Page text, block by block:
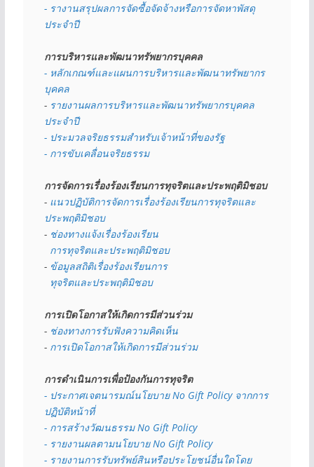
- รางานสรุปผลการจัดซื้อจัดจ้างหรือการจัดหาพัสดุ
ประจำปี
การบริหารและพัฒนาทรัพยากรบุคคล
- หลักเกณฑ์และแผนการบริหารและพัฒนาทรัพยากร
บุคคล
- รายงานผลการบริหารและพัฒนาทรัพยากรบุคคล
ประจำปี
- ประมวลจริยธรรมสำหรับเจ้าหน้าที่ของรัฐ
- การขับเคลื่อนจริยธรรม
การจัดการเรื่องร้องเรียนการทุจริตและประพฤติมิชอบ
- แนวปฏิบัติการจัดการเรื่องร้องเรียนการทุจริตและ
ประพฤติมิชอบ
- ช่องทางแจ้งเรื่องร้องเรียน
  การทุจริตและประพฤติมิชอบ
- ข้อมูลสถิติเรื่องร้องเรียนการ
  ทุจริตและประพฤติมิชอบ
การเปิดโอกาสให้เกิดการมีส่วนร่วม
- ช่องทางการรับฟังความคิดเห็น
- การเปิดโอกาสให้เกิดการมีส่วนร่วม
การดำเนินการเพื่อป้องกันการทุจริต
- ประกาศเจตนารมณ์นโยบาย No Gift Policy จากการ
ปฏิบัติหน้าที่
- การสร้างวัฒนธรรม No Gift Policy
- รายงานผลตามนโยบาย No Gift Policy
- รายงานการรับทรัพย์สินหรือประโยชน์อื่นใดโดย